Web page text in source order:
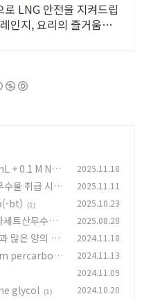
LNG 안전을 지켜드립
인지, 요리의 즐거움을
+ 0.1 M NaO
2025.11.18
물 취급 시 주
2025.11.11
bt) (1) 2025.10.23
세트산무수물
2025.08.28
많은 양의 오
2024.11.18
percarbon
2024.11.13
2024.11.09
glycol (1) 2024.10.20